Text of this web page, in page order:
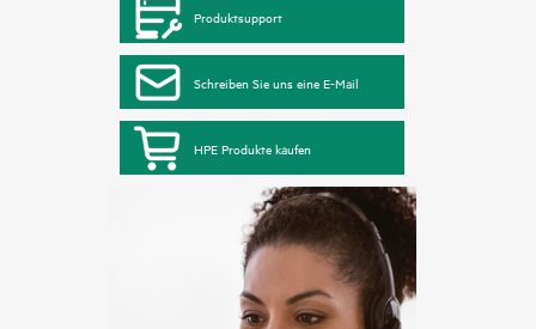
Produktsupport
Schreiben Sie uns eine E-Mail
HPE Produkte kaufen